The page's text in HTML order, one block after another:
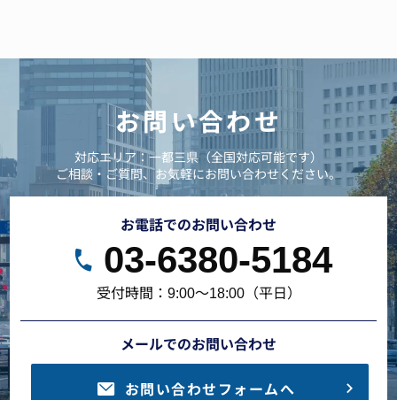
お問い合わせ
対応エリア：一都三県（全国対応可能です）
ご相談・ご質問、お気軽にお問い合わせください。
お電話でのお問い合わせ
03-6380-5184
受付時間：9:00～18:00（平日）
メールでのお問い合わせ
お問い合わせフォームへ